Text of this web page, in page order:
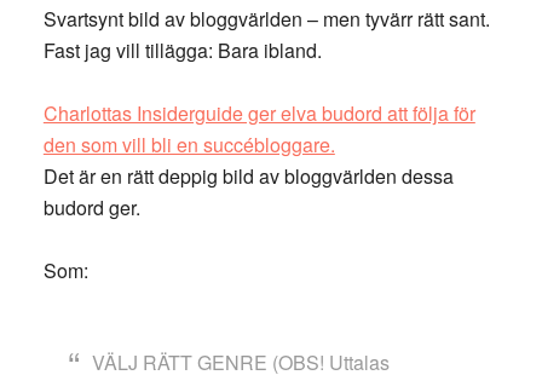
Svartsynt bild av bloggvärlden – men tyvärr rätt sant.
Fast jag vill tillägga: Bara ibland.
Charlottas Insiderguide ger elva budord att följa för
den som vill bli en succébloggare.
Det är en rätt deppig bild av bloggvärlden dessa
budord ger.
Som:
VÄLJ RÄTT GENRE (OBS! Uttalas